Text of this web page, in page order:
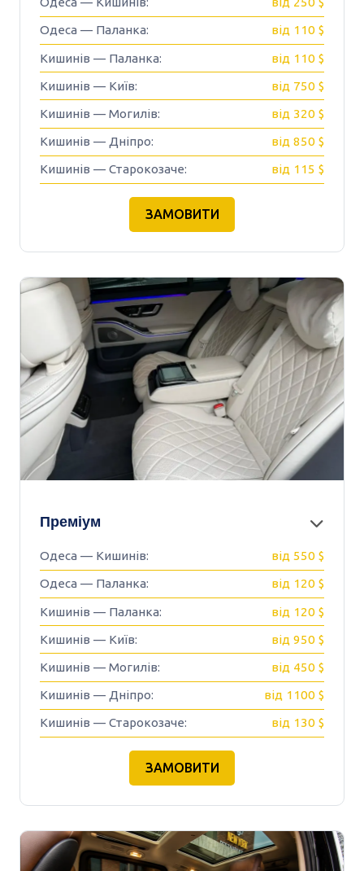
Одеса — Паланка: від 110 $
Кишинів — Паланка: від 110 $
Кишинів — Київ: від 750 $
Кишинів — Могилів: від 320 $
Кишинів — Дніпро: від 850 $
Кишинів — Старокозаче: від 115 $
ЗАМОВИТИ
Преміум
Одеса — Кишинів: від 550 $
Одеса — Паланка: від 120 $
Кишинів — Паланка: від 120 $
Кишинів — Київ: від 950 $
Кишинів — Могилів: від 450 $
Кишинів — Дніпро: від 1100 $
Кишинів — Старокозаче: від 130 $
ЗАМОВИТИ